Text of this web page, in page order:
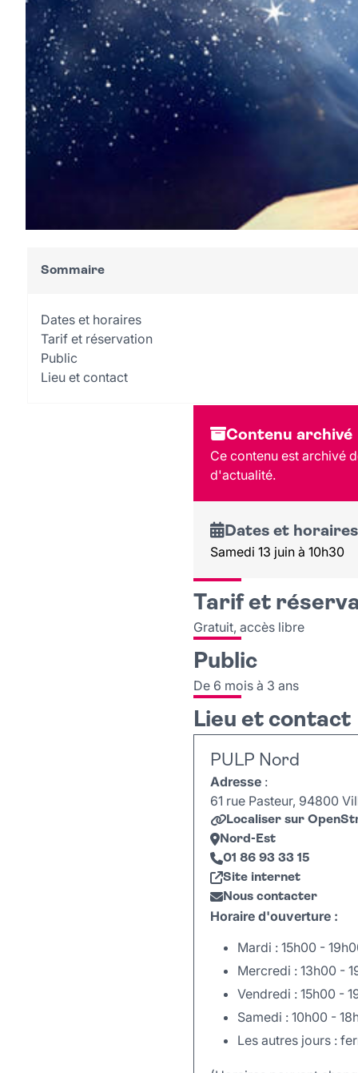
Sommaire
Dates et horaires
Tarif et réservation
Public
Lieu et contact
Contenu archivé
Ce contenu est archivé
d'actualité.
Dates et horaires
Samedi 13 juin à 10h30
Tarif et
Gratuit, accès libre
Public
De 6 mois à 3 ans
Lieu et contact
PULP Nord
Adresse :
61 rue Pasteur, 94800
Localiser sur
Nord-Est
01 86 93 33 15
Site internet
Nous contacter
Horaire d'ouverture :
Mardi : 15h00 -
Mercredi : 13h00 -
Vendredi : 15h00 -
Samedi : 10h00 -
Les autres jours :